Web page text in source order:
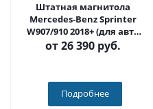
Штатная магнитола
Mercedes-Benz Sprinter
W907/910 2018+ (для авто
без экрана) на Android 11,
DSP, 4G, IPS / QLED 2K,
от26 390 руб.
Подробнее